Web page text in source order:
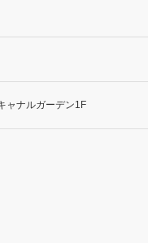
ャナルガーデン1F